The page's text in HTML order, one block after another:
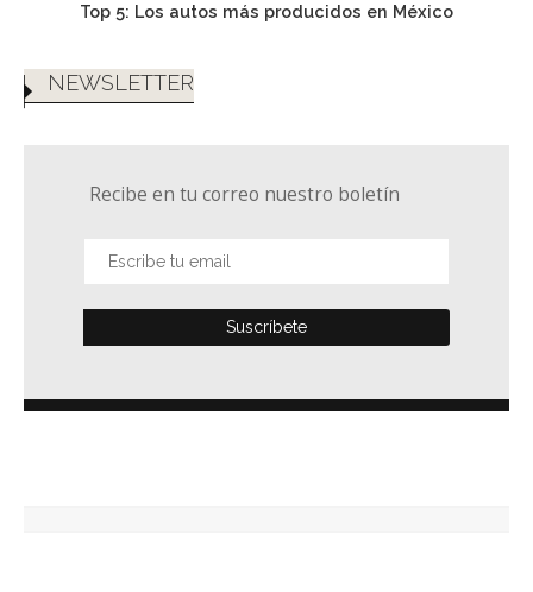
Top 5: Los autos más producidos en México
NEWSLETTER
Recibe en tu correo nuestro boletín